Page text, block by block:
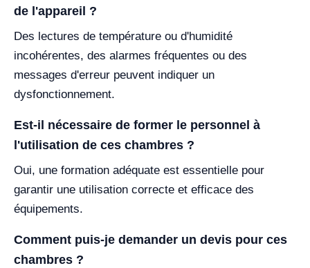
de l'appareil ?
Des lectures de température ou d'humidité
incohérentes, des alarmes fréquentes ou des
messages d'erreur peuvent indiquer un
dysfonctionnement.
Est-il nécessaire de former le personnel à
l'utilisation de ces chambres ?
Oui, une formation adéquate est essentielle pour
garantir une utilisation correcte et efficace des
équipements.
Comment puis-je demander un devis pour ces
chambres ?